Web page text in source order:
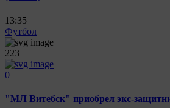
13:35
Футбол
223
0
"МЛ Витебск" приобрел экс-